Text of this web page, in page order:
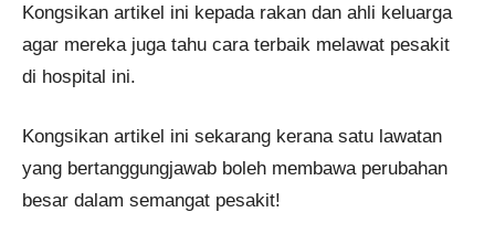
Kongsikan artikel ini kepada rakan dan ahli keluarga
agar mereka juga tahu cara terbaik melawat pesakit
di hospital ini.
Kongsikan artikel ini sekarang kerana satu lawatan
yang bertanggungjawab boleh membawa perubahan
besar dalam semangat pesakit!